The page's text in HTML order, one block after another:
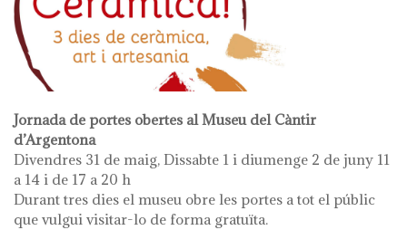
Jornada de portes obertes al Museu del Càntir
d’Argentona
Divendres 31 de maig, Dissabte 1 i diumenge 2 de juny 11
a 14 i de 17 a 20 h
Durant tres dies el museu obre les portes a tot el públic
que vulgui visitar-lo de forma gratuïta.